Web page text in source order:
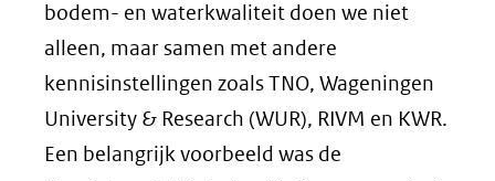
bodem- en waterkwaliteit doen we niet
alleen, maar samen met andere
kennisinstellingen zoals TNO, Wageningen
University & Research (WUR), RIVM en KWR.
Een belangrijk voorbeeld was de